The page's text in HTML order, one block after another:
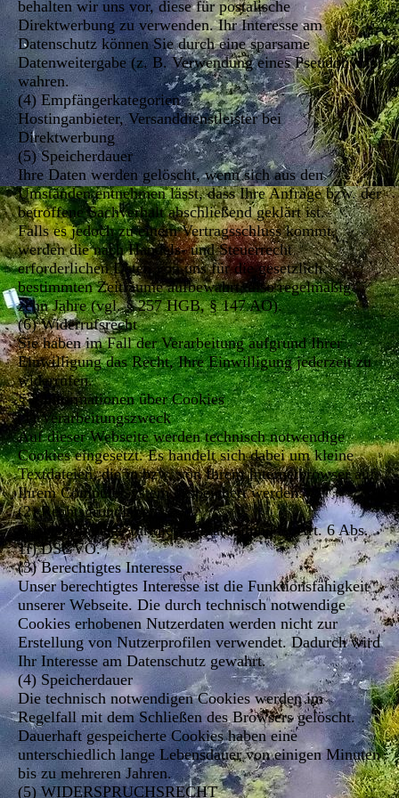
behalten wir uns vor, diese für postalische
Direktwerbung zu verwenden. Ihr Interesse am
Datenschutz können Sie durch eine sparsame
Datenweitergabe (z. B. Verwendung eines Pseudonyms)
wahren.
(4) Empfängerkategorien
Hostinganbieter, Versanddienstleister bei
Direktwerbung
(5) Speicherdauer
Ihre Daten werden gelöscht, wenn sich aus den
Umständen entnehmen lässt, dass Ihre Anfrage bzw. der
betroffene Sachverhalt abschließend geklärt ist.
Falls es jedoch zu einem Vertragsschluss kommt,
werden die nach Handels- und Steuerrecht
erforderlichen Daten von uns für die gesetzlich
bestimmten Zeiträume aufbewahrt, also regelmäßig
zehn Jahre (vgl. § 257 HGB, § 147 AO).
(6) Widerrufsrecht
Sie haben im Fall der Verarbeitung aufgrund Ihrer
Einwilligung das Recht, Ihre Einwilligung jederzeit zu
widerrufen.
§ 3 Informationen über Cookies
(1) Verarbeitungszweck
Auf dieser Webseite werden technisch notwendige
Cookies eingesetzt. Es handelt sich dabei um kleine
Textdateien, die in bzw. von Ihrem Internetbrowser auf
Ihrem Computersystem gespeichert werden.
(2) Rechtsgrundlage
Rechtsgrundlage für diese Verarbeitung ist Art. 6 Abs.
1f) DSGVO.
(3) Berechtigtes Interesse
Unser berechtigtes Interesse ist die Funktionsfähigkeit
unserer Webseite. Die durch technisch notwendige
Cookies erhobenen Nutzerdaten werden nicht zur
Erstellung von Nutzerprofilen verwendet. Dadurch wird
Ihr Interesse am Datenschutz gewahrt.
(4) Speicherdauer
Die technisch notwendigen Cookies werden im
Regelfall mit dem Schließen des Browsers gelöscht.
Dauerhaft gespeicherte Cookies haben eine
unterschiedlich lange Lebensdauer von einigen Minuten
bis zu mehreren Jahren.
(5) WIDERSPRUCHSRECHT